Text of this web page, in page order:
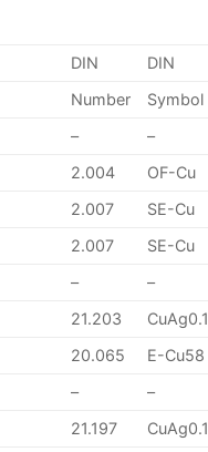
DIN
DIN
Number
Symbol
–
–
2.004
OF-Cu
2.007
SE-Cu
2.007
SE-Cu
–
–
21.203
20.065
E-Cu58
–
–
21.197